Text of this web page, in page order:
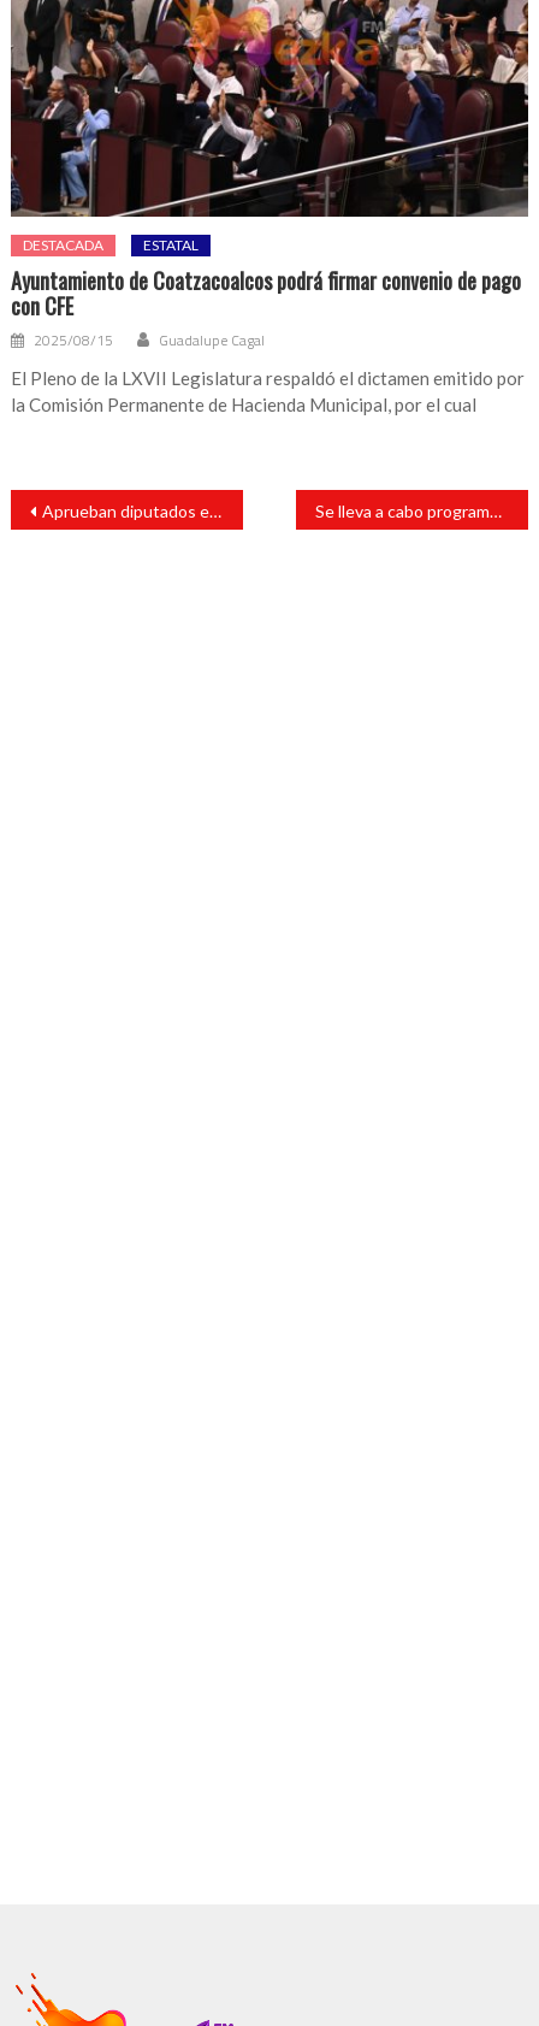
DESTACADA ESTATAL
Ayuntamiento de Coatzacoalcos podrá firmar convenio de pago
con CFE
2025/08/15 Guadalupe Cagal
El Pleno de la LXVII Legislatura respaldó el dictamen emitido por
la Comisión Permanente de Hacienda Municipal, por el cual
Navegación
entradas
Aprueban diputados en lo general Ley de Industria Eléctrica Se lleva a cabo programa de bacheo en San Andrés Tuxtla